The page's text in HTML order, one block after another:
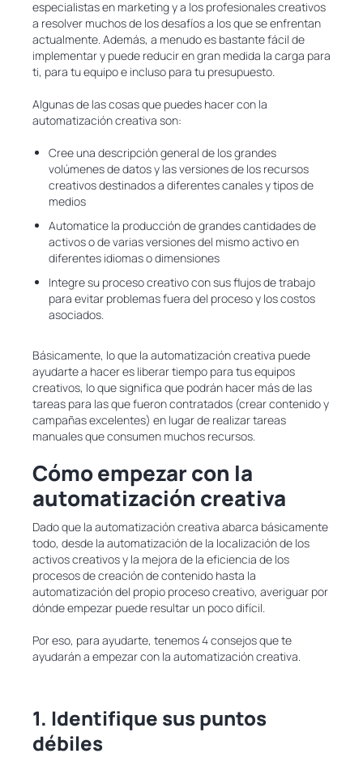
especialistas en marketing y a los profesionales creativos
a resolver muchos de los desafíos a los que se enfrentan
actualmente. Además, a menudo es bastante fácil de
implementar y puede reducir en gran medida la carga para
ti, para tu equipo e incluso para tu presupuesto.
Algunas de las cosas que puedes hacer con la
automatización creativa son:
Cree una descripción general de los grandes
volúmenes de datos y las versiones de los recursos
creativos destinados a diferentes canales y tipos de
medios
Automatice la producción de grandes cantidades de
activos o de varias versiones del mismo activo en
diferentes idiomas o dimensiones
Integre su proceso creativo con sus flujos de trabajo
para evitar problemas fuera del proceso y los costos
asociados.
Básicamente, lo que la automatización creativa puede
ayudarte a hacer es liberar tiempo para tus equipos
creativos, lo que significa que podrán hacer más de las
tareas para las que fueron contratados (crear contenido y
campañas excelentes) en lugar de realizar tareas
manuales que consumen muchos recursos.
Cómo empezar con la
automatización creativa
Dado que la automatización creativa abarca básicamente
todo, desde la automatización de la localización de los
activos creativos y la mejora de la eficiencia de los
procesos de creación de contenido hasta la
automatización del propio proceso creativo, averiguar por
dónde empezar puede resultar un poco difícil.
Por eso, para ayudarte, tenemos 4 consejos que te
ayudarán a empezar con la automatización creativa.
1. Identifique sus puntos
débiles